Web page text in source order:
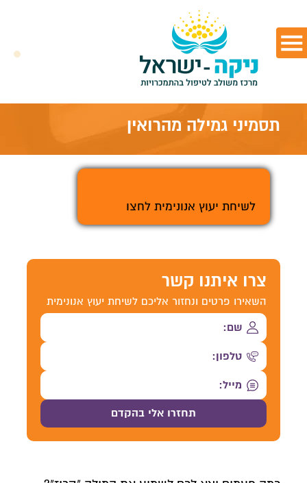
תסמיני גמילה מהרואין
לשיחת יעוץ אנונימית לחצו
צרו איתנו קשר
השאירו פרטים ונחזור אליכם לשיחת יעוץ אנונימית